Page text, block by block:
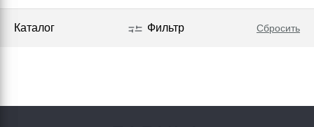
Каталог Фильтр Сбросить